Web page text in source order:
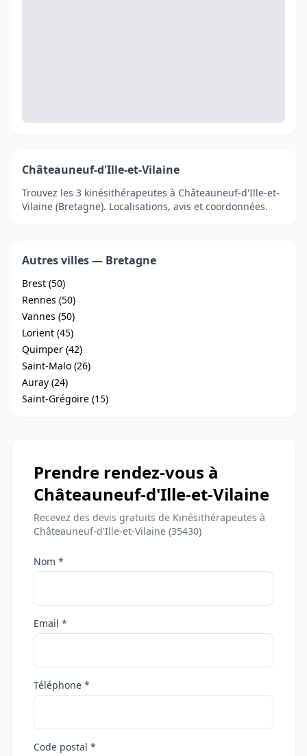
Châteauneuf-d'Ille-et-Vilaine
Trouvez les 3 kinésithérapeutes à Châteauneuf-d'Ille-et-
Vilaine (Bretagne). Localisations, avis et coordonnées.
Autres villes — Bretagne
Brest (50)
Rennes (50)
Vannes (50)
Lorient (45)
Quimper (42)
Saint-Malo (26)
Auray (24)
Saint-Grégoire (15)
Prendre rendez-vous à
Châteauneuf-d'Ille-et-Vilaine
Recevez des devis gratuits de Kinésithérapeutes à
Châteauneuf-d'Ille-et-Vilaine (35430)
Nom *
Email *
Téléphone *
Code postal *